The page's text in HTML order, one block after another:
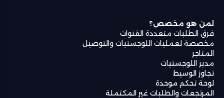
لمن هو مخصص؟
فرق الطلبات متعددة القنوات
مخصصة لعمليات اللوجستيات والتوصيل
المتاجر
مدير اللوجستيات
تجاوز الوسيط
لوحة تحكم موحدة
المرتجعات والطلبات غير المكتملة